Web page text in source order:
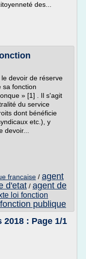
des...
devoir de réserve
sa fonction
» [1] . Il s'agit
du service
dont bénéficie
etc.), y
francaise / agent
d'etat / agent de
loi fonction
publique
: Page 1/1